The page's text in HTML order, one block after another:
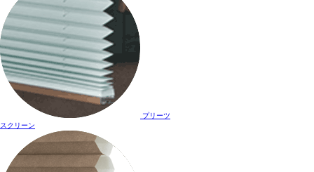
プリーツ
スクリーン